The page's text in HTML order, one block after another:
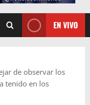
EN VIVO
de observar los
tenido en los